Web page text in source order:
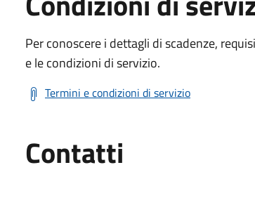
Per conoscere i dettagli di scadenze,
e le condizioni di servizio.
Termini e condizioni di servizio
Contatti